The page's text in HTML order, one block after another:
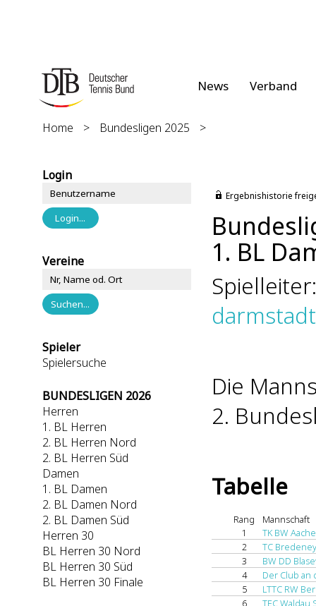
News Verband
Home > Bundesligen 2025 >
Login
Vereine
Spieler
Spielersuche
BUNDESLIGEN 2026
Herren
1. BL Herren
2. BL Herren Nord
2. BL Herren Süd
Damen
1. BL Damen
2. BL Damen Nord
2. BL Damen Süd
Herren 30
BL Herren 30 Nord
BL Herren 30 Süd
BL Herren 30 Finale
Ergebnishistorie
1. BL
Die
2.
Tabelle
Rang
Mannschaft
1
TK BW
2
TC
3
BW DD
4
Der Club an
5
LTTC RW
6
TEC Waldau